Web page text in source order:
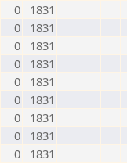
0
1831
0
1831
0
1831
0
1831
0
1831
0
1831
0
1831
0
1831
0
1831